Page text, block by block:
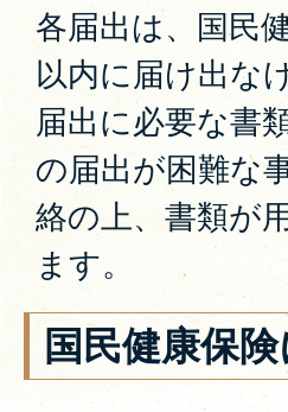
各届出は、国民
以内に届け出な
届出に必要な書
の届出が困難な
絡の上、書類が
ます。
国民健康保